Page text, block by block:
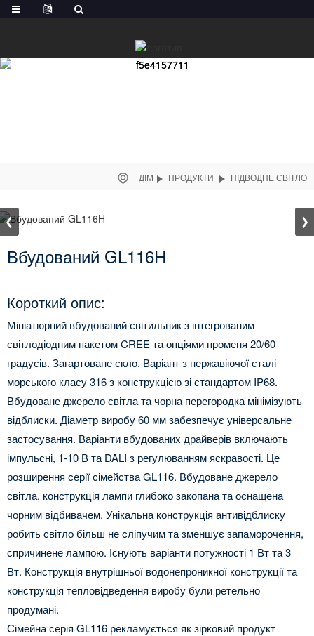
ДІМ ПРОДУКТИ ПІДВОДНЕ СВІТЛО
Вбудований GL116H
Короткий опис:
Мініатюрний вбудований світильник з інтегрованим
світлодіодним пакетом CREE та опціями променя 20/60
градусів. Загартоване скло. Варіант з нержавіючої сталі
морського класу 316 з конструкцією зі стандартом IP68.
Вбудоване джерело світла та чорна перегородка мінімізують
відблиски. Діаметр виробу 60 мм забезпечує універсальне
застосування. Варіанти вбудованих драйверів включають
імпульсні, 1-10 В та DALI з регулюванням яскравості. Це
розширення серії сімейства GL116. Вбудоване джерело
світла, конструкція лампи глибоко закопана та оснащена
чорним відбивачем. Унікальна конструкція антивідблиску
робить світло більш не сліпучим та зменшує запаморочення,
спричинене лампою. Існують варіанти потужності 1 Вт та 3
Вт. Конструкція внутрішньої водонепроникної конструкції та
конструкція тепловідведення виробу були ретельно
продумані.
Сімейна серія GL116 рекламується як зірковий продукт